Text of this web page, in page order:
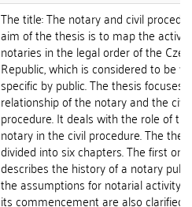
The title: The notary and civil
aim of the thesis is to map the
notaries in the legal order of the
Republic, which is considered to be
specific by public. The thesis focuses
relationship of the notary and the civil
procedure. It deals with the role of the
notary in the civil procedure. The
divided into six chapters. The first one
describes the history of a notary
the assumptions for notarial activity
its commencement are also clarified.